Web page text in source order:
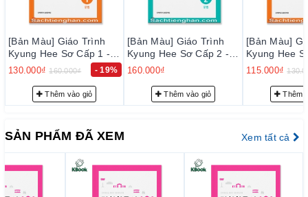
https://sachtienghan.com/ban-mau-giao-trinh-kyung-hee-
trung-cap-1-ngu-phap
https://sachtienghan.com/ban-mau-giao-trinh-kyung-hee-
trung-cap-1-nghe-noi
https://sachtienghan.com/ban-mau-giao-trinh-kyung-hee-
trung-cap-1-doc-viet
Trung cấp 2
https://sachtienghan.com/ban-mau-combo-3-cuon-giao-trinh-
kyung-hee-trung-cap-2
https://sachtienghan.com/ban-mau-giao-trinh-kyung-hee-
[Bản Màu] Giáo Trình
Kyung Hee Sơ Cấp 2 -
Ngữ Pháp - 경희 한국어
160.000₫
Thêm vào giỏ
[Bản Màu] Giáo Trình
Kyung Hee Sơ Cấp 1 -
Đọc Viết - 경희 한국어 초
115.000₫
Thêm vào giỏ
[Bản Màu]
Kyung
Nghe Nói -
115.000₫
SẢN PHẨM ĐÃ XEM Xem tất cả